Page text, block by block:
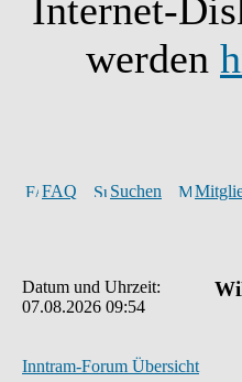
Internet-
werden
FAQ Suchen
Datum und Uhrzeit:
07.08.2026 09:54
Inntram-Forum Übersicht